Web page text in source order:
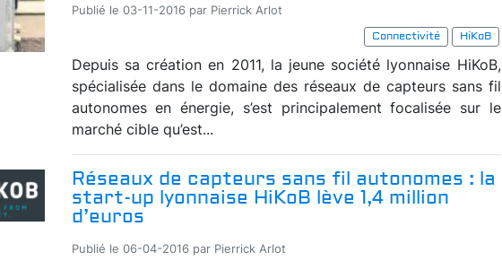
Publié le 03-11-2016 par Pierrick Arlot
Connectivité
HiKoB
Depuis sa création en 2011, la jeune société lyonnaise HiKoB,
spécialisée dans le domaine des réseaux de capteurs sans fil
autonomes en énergie, s’est principalement focalisée sur le
marché cible qu’est...
Réseaux de capteurs sans fil autonomes : la
start-up lyonnaise HiKoB lève 1,4 million
d’euros
Publié le 06-04-2016 par Pierrick Arlot